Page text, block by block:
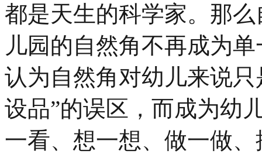
都是天生的科学家。那
儿园的自然角不再成为
认为自然角对幼儿来说
设品”的误区，而成为幼
一看、想一想、做一做